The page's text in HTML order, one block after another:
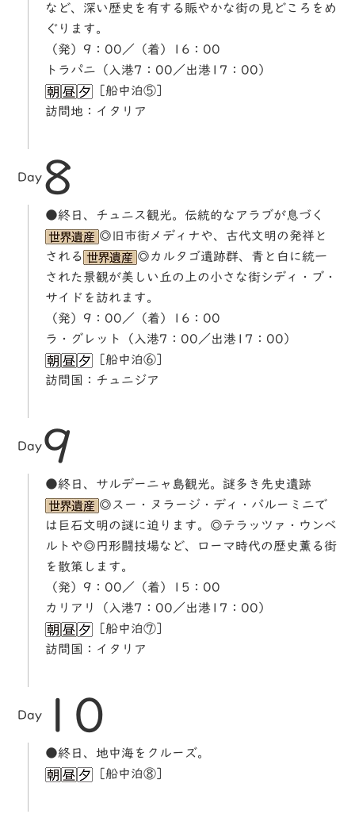
など、深い歴史を有する賑やかな街の見どころをめ
ぐります。
（発）9：00／（着）16：00
トラパニ（入港7：00／出港17：00）
［船中泊⑤］
訪問地：イタリア
Day 8
●終日、チュニス観光。伝統的なアラブが息づく
◎旧市街メディナや、古代文明の発祥と
される
◎カルタゴ遺跡群、青と白に統一
された景観が美しい丘の上の小さな街シディ・ブ・
サイドを訪れます。
（発）9：00／（着）16：00
ラ・グレット（入港7：00／出港17：00）
［船中泊⑥］
訪問国：チュニジア
Day9
●終日、サルデーニャ島観光。謎多き先史遺跡
◎スー・ヌラージ・ディ・バルーミニで
は巨石文明の謎に迫ります。◎テラッツァ・ウンベ
ルトや◎円形闘技場など、ローマ時代の歴史薫る街
を散策します。
（発）9：00／（着）15：00
カリアリ（入港7：00／出港17：00）
［船中泊⑦］
訪問国：イタリア
Day 10
●終日、地中海をクルーズ。
［船中泊⑧］